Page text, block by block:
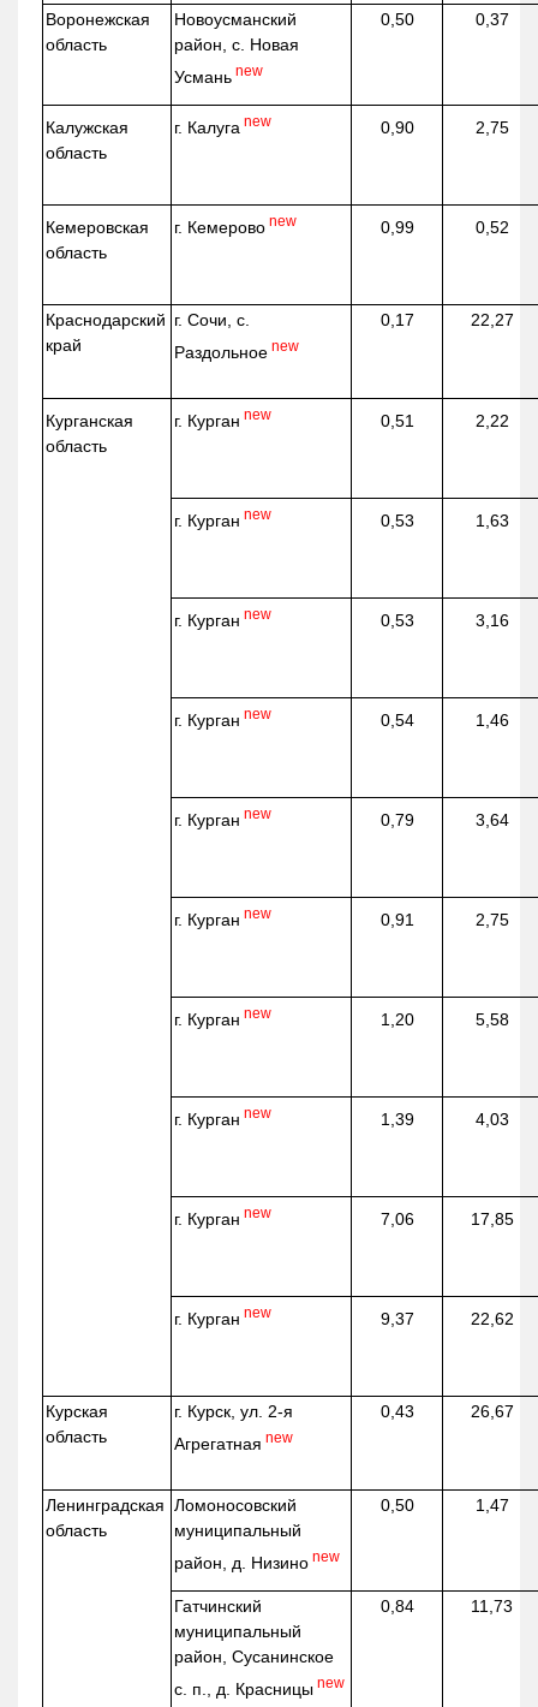
Воронежская
область
Новоусманский
район, с. Новая
Усмань new
0,50 0,37
Калужская
область
г. Калуга new 0,90 2,75
Кемеровская
область
г. Кемерово new 0,99 0,52
Краснодарский
край
г. Сочи, с.
Раздольное new
0,17 22,27
Курганская
область
г. Курган new 0,51 2,22
г. Курган new 0,53 1,63
г. Курган new 0,53 3,16
г. Курган new 0,54 1,46
г. Курган new 0,79 3,64
г. Курган new 0,91 2,75
г. Курган new 1,20 5,58
г. Курган new 1,39 4,03
г. Курган new 7,06 17,85
г. Курган new 9,37 22,62
Курская
область
г. Курск, ул. 2-я
Агрегатная new
0,43 26,67
Ленинградская
область
Ломоносовский
муниципальный
район, д. Низино new
0,50 1,47
Гатчинский
муниципальный
район, Сусанинское
с. п., д. Красницы new
0,84 11,73